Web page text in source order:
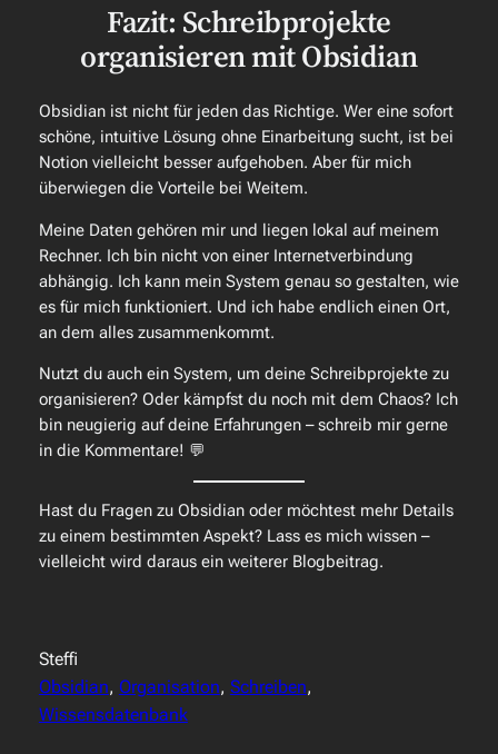
Obsidian Dashboard für Schreibprojekte mit Übersicht
Fazit: Schreibprojekte
organisieren mit Obsidian
Obsidian ist nicht für jeden das Richtige. Wer eine sofort
schöne, intuitive Lösung ohne Einarbeitung sucht, ist bei
Notion vielleicht besser aufgehoben. Aber für mich
überwiegen die Vorteile bei Weitem.
Meine Daten gehören mir und liegen lokal auf meinem
Rechner. Ich bin nicht von einer Internetverbindung
abhängig. Ich kann mein System genau so gestalten, wie
es für mich funktioniert. Und ich habe endlich einen Ort,
an dem alles zusammenkommt.
Nutzt du auch ein System, um deine Schreibprojekte zu
organisieren? Oder kämpfst du noch mit dem Chaos? Ich
bin neugierig auf deine Erfahrungen – schreib mir gerne
in die Kommentare! 💬
Hast du Fragen zu Obsidian oder möchtest mehr Details
zu einem bestimmten Aspekt? Lass es mich wissen –
vielleicht wird daraus ein weiterer Blogbeitrag.
Steffi
Obsidian, Organisation, Schreiben
Wissensdatenbank